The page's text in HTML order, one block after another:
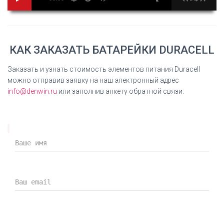
Duracell High
КАК ЗАКАЗАТЬ БАТАРЕЙКИ DURACELL
Заказать и узнать стоимость элементов питания Duracell
можно отправив заявку на наш электронный адрес
info@denwin.ru или заполнив анкету обратной связи.